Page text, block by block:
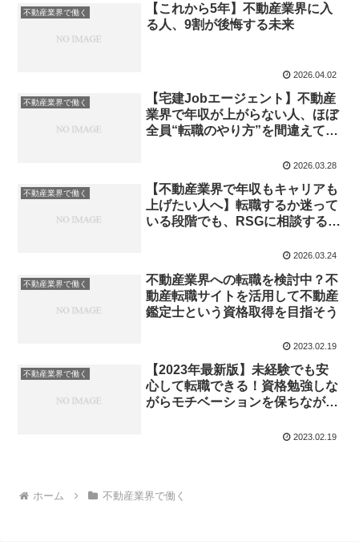
不動産業界で働く
【これから5年】不動産業界に入
る人、9割が後悔する未来
2026.04.02
不動産業界で働く
【宅建Jobエージェント】不動産
業界で年収が上がらない人、ほぼ
全員“転職のやり方”を間違えてい
2026.03.28
不動産業界で働く
【不動産業界で年収もキャリアも
上げたい人へ】転職するか迷って
いる段階でも、RSGに相談する価
2026.03.24
不動産業界で働く
不動産業界への転職を検討中？不
動産転職サイトを活用して不動産
鑑定士という資格取得を目指そう
2023.02.19
不動産業界で働く
【2023年最新版】未経験でも安
心して転職できる！資格勉強しな
がらモチベーションを保ちながら
2023.02.19
ホーム 不動産業界で働く